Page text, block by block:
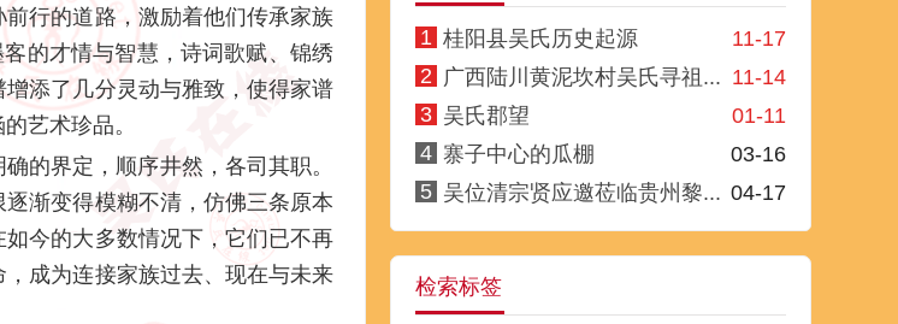
行的道路，激励着他们传承家族
的才情与智慧，诗词歌赋、锦绣
添了几分灵动与雅致，使得家谱
艺术珍品。
的界定，顺序井然，各司其职。
渐变得模糊不清，仿佛三条原本
今的大多数情况下，它们已不再
成为连接家族过去、现在与未来
1 11-17
桂阳县吴氏历史起源
2
11-14
广西陆川黄泥坎村吴氏寻祖...
3
01-11
吴氏郡望
4
03-16
寨子中心的瓜棚
5
04-17
吴位清宗贤应邀莅临贵州黎...
检索标签